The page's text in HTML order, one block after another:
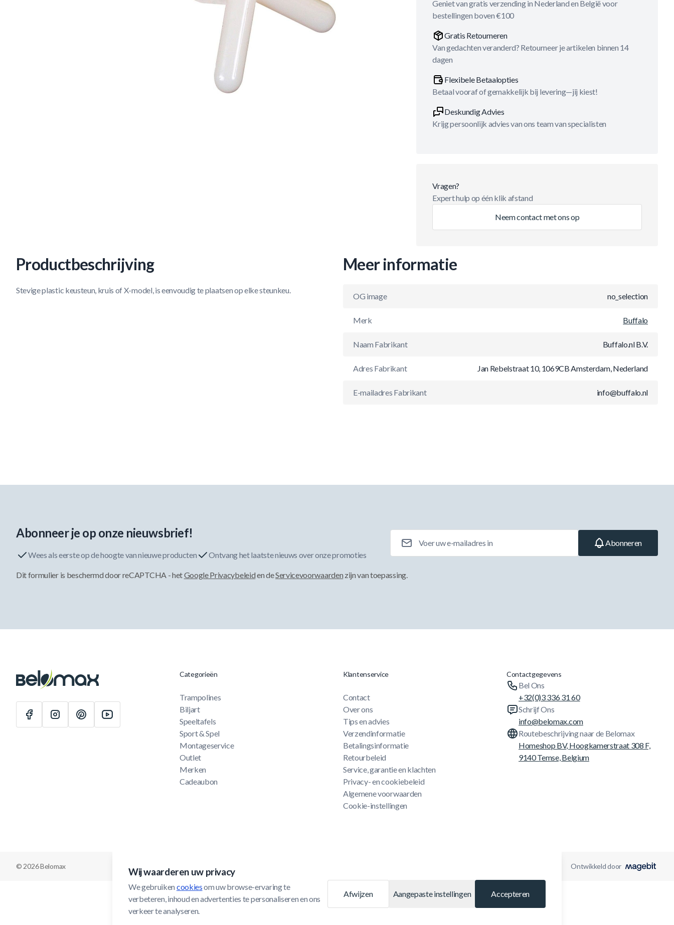
Geniet van gratis verzending in Nederland en België voor
bestellingen boven €100
Gratis Retourneren
Van gedachten veranderd? Retourneer je artikelen binnen 14
dagen
Flexibele Betaalopties
Betaal vooraf of gemakkelijk bij levering—jij kiest!
Deskundig Advies
Krijg persoonlijk advies van ons team van specialisten
Vragen?
Expert hulp op één klik afstand
Neem contact met ons op
Productbeschrijving
Stevige plastic keusteun, kruis of X-model, is eenvoudig te plaatsen op elke steunkeu.
Meer informatie
OG image no_selection
Merk Buffalo
Naam Fabrikant Buffalo.nl B.V.
Adres Fabrikant Jan Rebelstraat 10, 1069CB Amsterdam, Nederland
E-mailadres Fabrikant info@buffalo.nl
Wij waarderen uw privacy
We gebruiken cookies om uw browse-ervaring te
verbeteren, inhoud en advertenties te personaliseren en ons
verkeer te analyseren.
Afwijzen Aangepaste instellingen Accepteren
Abonneer je op onze nieuwsbrief!
Wees als eerste op de hoogte van nieuwe producten Ontvang het laatste nieuws over onze promoties
Abonneren
Dit formulier is beschermd door reCAPTCHA - hetGoogle Privacybeleiden deServicevoorwaarden zijn van toepassing.
Categorieën
Trampolines
Biljart
Speeltafels
Sport & Spel
Montageservice
Outlet
Merken
Cadeaubon
Klantenservice
Contact
Over ons
Tips en advies
Verzendinformatie
Betalingsinformatie
Retourbeleid
Service, garantie en klachten
Privacy- en cookiebeleid
Algemene voorwaarden
Cookie-instellingen
Contactgegevens
Bel Ons
+32(0)3 336 31 60
Schrijf Ons
info@belomax.com
Routebeschrijving naar de Belomax
Homeshop BV, Hoogkamerstraat 308 F,
9140 Temse, Belgium
© 2026 Belomax Ontwikkeld door